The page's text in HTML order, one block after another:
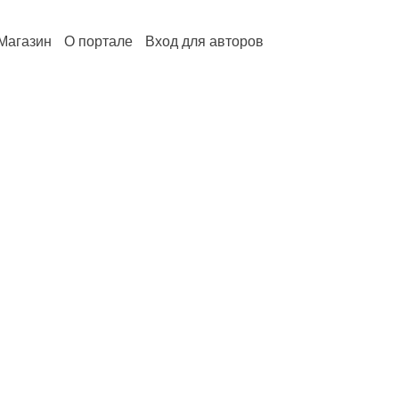
О портале Вход для авторов